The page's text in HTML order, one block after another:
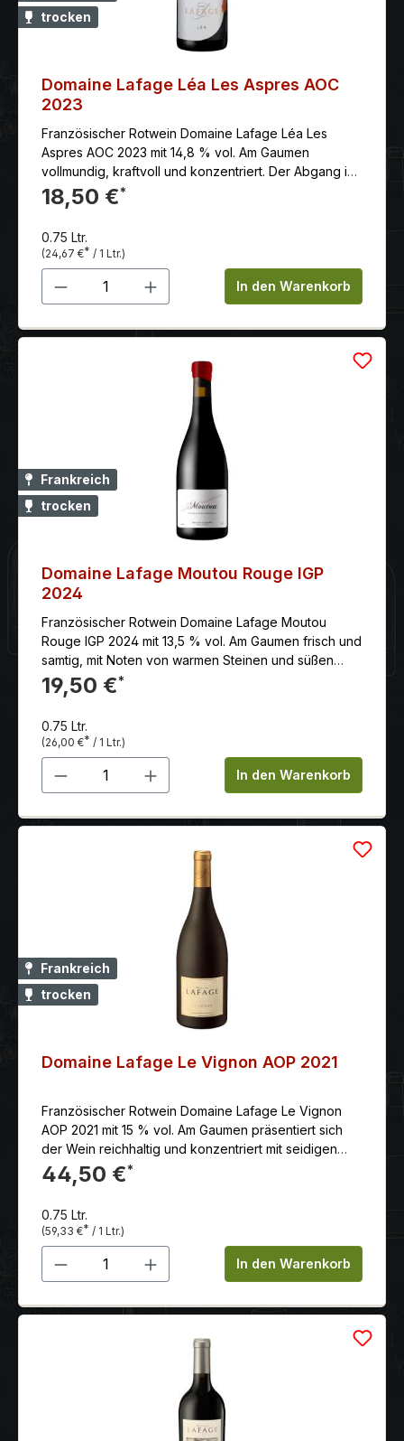
trocken
Domaine Lafage Léa Les Aspres AOC
2023
Französischer Rotwein Domaine Lafage Léa Les
Aspres AOC 2023 mit 14,8 % vol. Am Gaumen
vollmundig, kraftvoll und konzentriert. Der Abgang ist
komplex und elegant.
18,50 €*
0.75 Ltr.
(24,67 €* / 1 Ltr.)
Produkt Anzahl: Gib denIn den Warenkorb
Frankreich
trocken
Domaine Lafage Moutou Rouge IGP
2024
Französischer Rotwein Domaine Lafage Moutou
Rouge IGP 2024 mit 13,5 % vol. Am Gaumen frisch und
samtig, mit Noten von warmen Steinen und süßen
Gewürzen. Der Abgang ist konzentriert und
verführerisch.
19,50 €*
0.75 Ltr.
(26,00 €* / 1 Ltr.)
Produkt Anzahl: Gib denIn den Warenkorb
Frankreich
trocken
Domaine Lafage Le Vignon AOP 2021
Französischer Rotwein Domaine Lafage Le Vignon
AOP 2021 mit 15 % vol. Am Gaumen präsentiert sich
der Wein reichhaltig und konzentriert mit seidigen
Tanninen. Die Fruchtaromen spiegeln sich in der Nase
wider, mit Noten von schwarzen und roten Früchten
44,50 €*
0.75 Ltr.
(59,33 €* / 1 Ltr.)
Produkt Anzahl: Gib denIn den Warenkorb